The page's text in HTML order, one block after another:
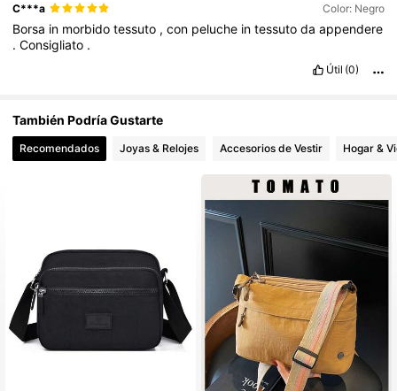
52K Seguidores
C***a Color: Negro
Borsa in morbidotessuto ,con peluche intessutodaappendere
.Consigliato .
Útil (0)
También Podría Gustarte
Recomendados Joyas & Relojes Accesorios de Vestir Hogar &